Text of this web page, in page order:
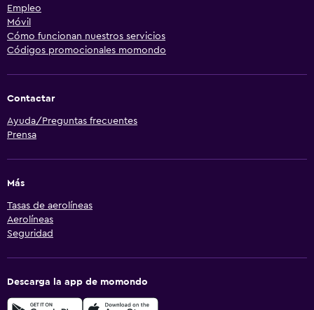
Empleo
Móvil
Cómo funcionan nuestros servicios
Códigos promocionales momondo
Contactar
Ayuda/Preguntas frecuentes
Prensa
Más
Tasas de aerolíneas
Aerolíneas
Seguridad
Descarga la app de momondo